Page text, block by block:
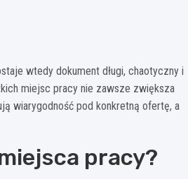
wtedy dokument długi, chaotyczny i
miejsc pracy nie zawsze zwiększa
wiarygodność pod konkretną ofertę, a
pracy?